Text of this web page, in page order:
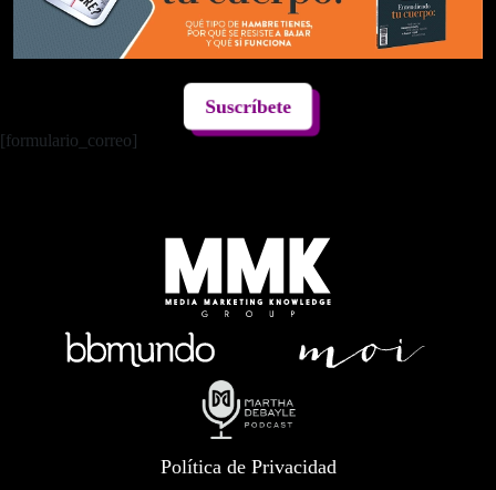
Suscríbete
[formulario_correo]
Política de Privacidad